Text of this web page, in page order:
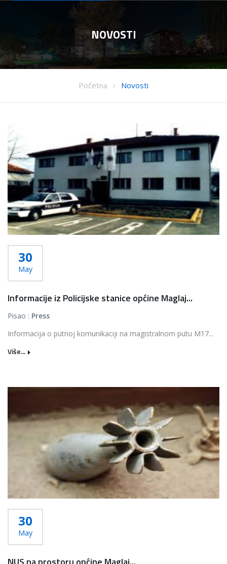
NOVOSTI
Početna Novosti
30
May
Informacije iz Policijske stanice općine Maglaj...
Pisao : Press
Informacija o putnoj komunikaciji na magistralnom putu M17...
Više...
30
May